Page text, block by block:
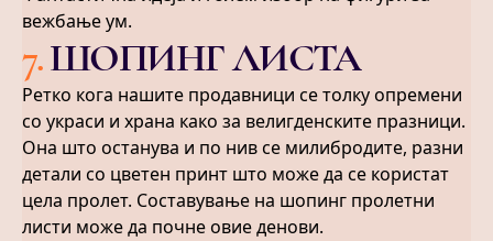
вежбање ум.
7.ШОПИНГ ЛИСТА
Ретко кога нашите продавници се толку опремени
со украси и храна како за велигденските празници.
Она што останува и по нив се милибродите, разни
детали со цветен принт што може да се користат
цела пролет. Составување на шопинг пролетни
листи може да почне овие денови.